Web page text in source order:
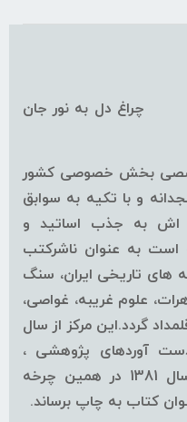
چراغ دل به نور جان
بخش خصوصی کشور
و با تکیه به سوابق
اش به جذب اساتید و
است به عنوان ناشرکتب
های تاریخی ایران، سنگ
علوم غریبه، غواصی،
گردد.این مرکز از سال
دست آوردهای پژوهشی ،
فرهنگی پایه گذاری شد و از سال 1381 در همین چرخه
کتاب به چاپ برساند.